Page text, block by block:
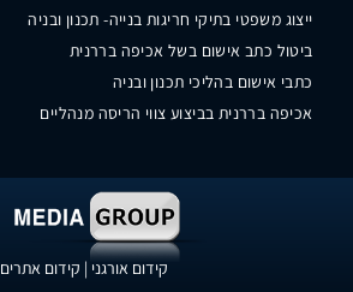
ייצוג משפטי בתיקי חריגות בנייה- תכנון ובניה
ביטול כתב אישום בשל אכיפה בררנית
כתבי אישום בהליכי תכנון ובניה
אכיפה בררנית בביצוע צווי הריסה מנהליים
קידום אורגני | קידום אתרים